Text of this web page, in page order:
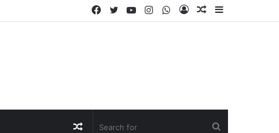
Sidebar
Random
Log
WhatsApp
Instagram
YouTube
Twitter
Facebook
Random